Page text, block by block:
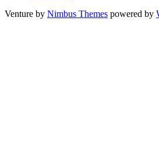
Venture by Nimbus Themes powered by